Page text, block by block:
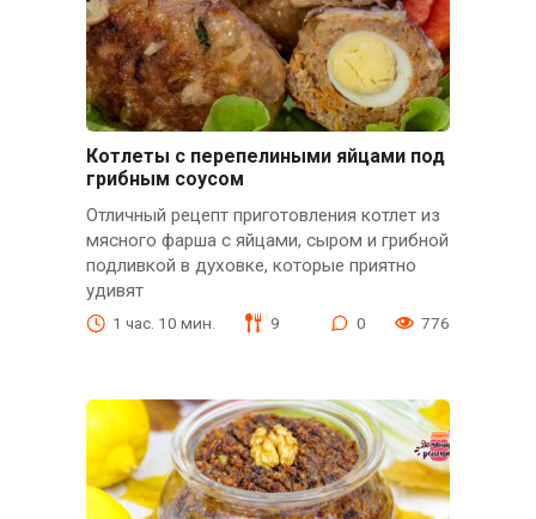
Котлеты с перепелиными яйцами под
грибным соусом
Отличный рецепт приготовления котлет из
мясного фарша с яйцами, сыром и грибной
подливкой в духовке, которые приятно
удивят
1 час. 10 мин. 9 0 776